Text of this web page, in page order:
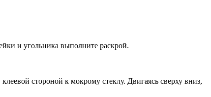
и угольника выполните раскрой.
стороной к мокрому стеклу. Двигаясь сверху вниз,